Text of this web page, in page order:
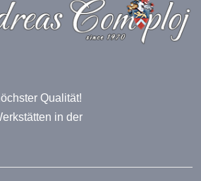
Qualität!
in der